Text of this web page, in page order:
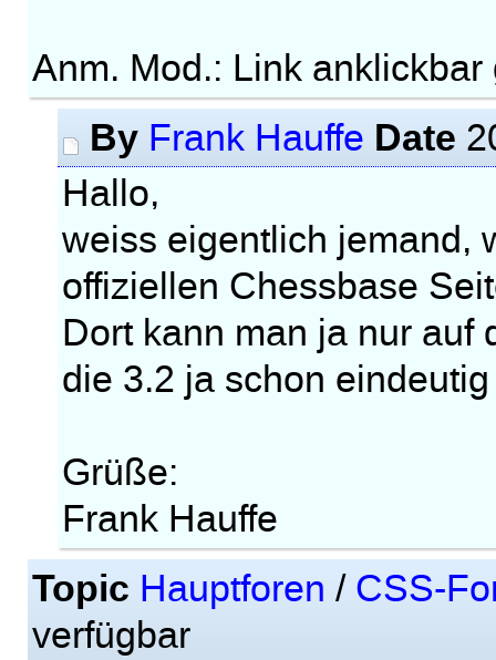
Anm. Mod.: Link anklickbar
By Frank Hauffe Date
Hallo,
weiss eigentlich jemand,
offiziellen Chessbase
Dort kann man ja nur auf
die 3.2 ja schon
Grüße:
Frank Hauffe
Topic Hauptforen / CSS-
verfügbar